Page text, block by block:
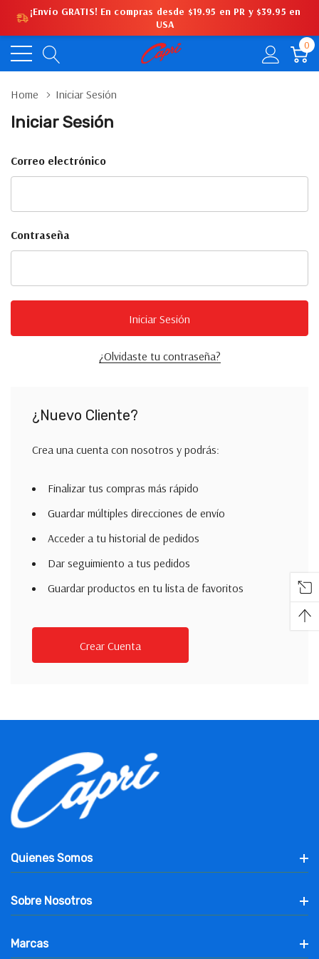
¡Envío GRATIS! En compras desde $19.95 en PR y $39.95 en
USA
0
Home Iniciar Sesión
Iniciar Sesión
Correo electrónico
Contraseña
¿Olvidaste tu contraseña?
¿Nuevo Cliente?
Crea una cuenta con nosotros y podrás:
Finalizar tus compras más rápido
Guardar múltiples direcciones de envío
Acceder a tu historial de pedidos
Dar seguimiento a tus pedidos
Guardar productos en tu lista de favoritos
Crear Cuenta
Quienes Somos
Sobre Nosotros
Marcas